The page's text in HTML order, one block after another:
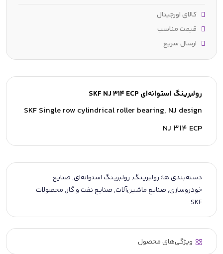
رولبرینگ استوانه‌ای SKF NJ 314 ECP
SKF Single row cylindrical roller bearing, NJ design
NJ 314 ECP
دسته‌بندی ها: رولبرینگ,رولبرینگ استوانه‌ای,صنایع
خودروسازی,صنایع ماشین‌آلات,صنایع نفت و گاز,محصولات
SKF
ویژگی‌های محصول
کالای اورجینال
قیمت مناسب
ارسال سریع